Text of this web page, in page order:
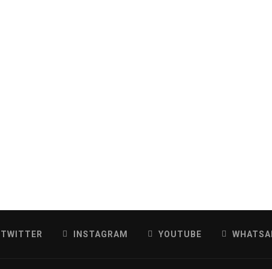
TWITTER INSTAGRAM YOUTUBE